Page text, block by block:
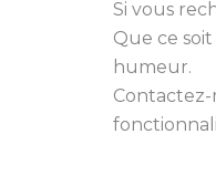
Si vous
Que ce
humeur.